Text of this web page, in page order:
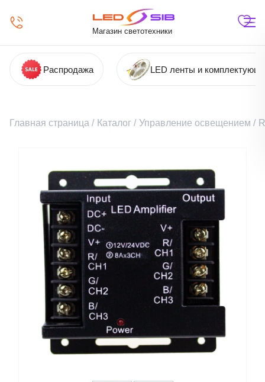
Магазин светотехники
Распродажа LED ленты и
Главная страница / Каталог / Управление освещением /